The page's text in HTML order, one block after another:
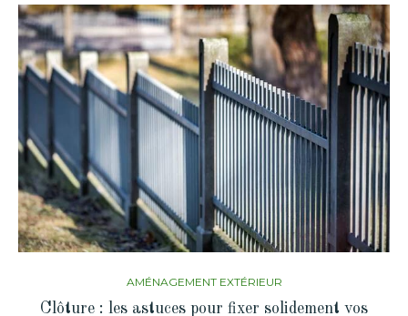
AMÉNAGEMENT EXTÉRIEUR
Clôture : les astuces pour fixer solidement vos